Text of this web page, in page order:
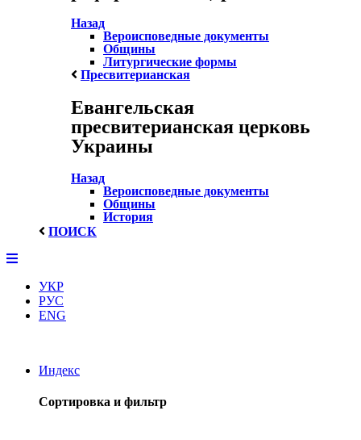
Назад
Вероисповедные документы
Общины
Литургические формы
Пресвитерианская
Евангельская
пресвитерианская церковь
Украины
Назад
Вероисповедные документы
Общины
История
ПОИСК
УКР
РУС
ENG
Индекс
Сортировка и фильтр